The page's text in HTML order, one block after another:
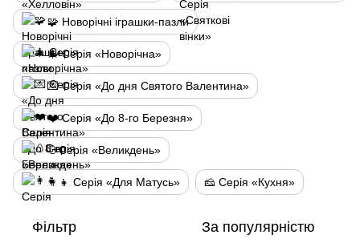
🧩 Новорічні іграшки-пазли
🎄 Серія «Новорічна»
💌 Серія «До дня Святого Валентина»
❤️ Серія «До 8-го Березня»
🥚Серія «Великдень»
👩‍👧 Серія «Для Матусь» 🧀 Серія «Кухня»
Фільтр За популярністю